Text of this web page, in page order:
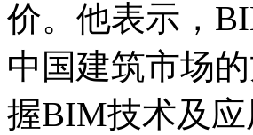
价。他表示，
中国建筑市场
握BIM技术及